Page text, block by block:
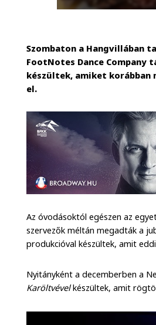
Szombaton a Hangvillában
FootNotes Dance
készültek, amiket korábban
el.
Az óvodásoktól egészen az
szervezők méltán megadták a
produkcióval készültek, amit
Nyitányként a decemberben a
Karöltvévelkészültek, amit